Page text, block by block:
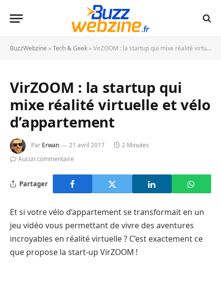
BuzzWebzine »Tech & Geek »VirZOOM : la startup qui mixe réalité virtuelle et vélo d’appartement
VirZOOM : la startup qui
mixe réalité virtuelle et vélo
d’appartement
Par Erwan 21 avril 2017
2 Minutes
Aucun commentaire
Partager
Et si votre vélo d’appartement se transformait en un
jeu vidéo vous permettant de vivre des aventures
incroyables en réalité virtuelle ? C’est exactement ce
que propose la start-up VirZOOM !